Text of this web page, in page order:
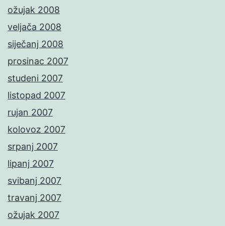
ožujak 2008
veljača 2008
siječanj 2008
prosinac 2007
studeni 2007
listopad 2007
rujan 2007
kolovoz 2007
srpanj 2007
lipanj 2007
svibanj 2007
travanj 2007
ožujak 2007